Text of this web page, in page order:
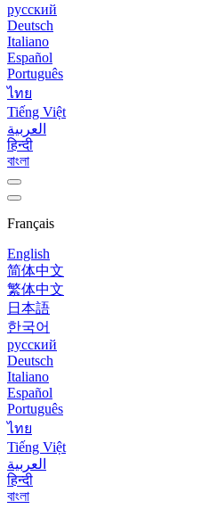
русский
Deutsch
Italiano
Español
Português
ไทย
Tiếng Việt
العربية
हिन्दी
বাংলা
Français
English
简体中文
繁体中文
日本語
한국어
русский
Deutsch
Italiano
Español
Português
ไทย
Tiếng Việt
العربية
हिन्दी
বাংলা